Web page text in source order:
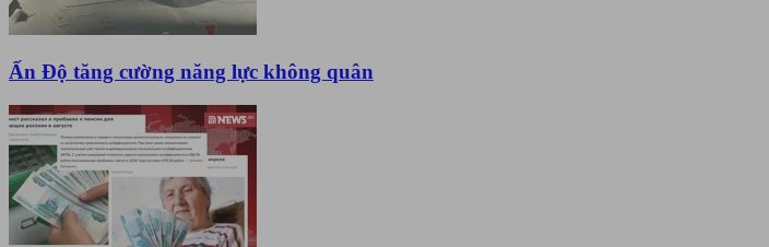
Ấn Độ tăng cường năng lực không quân